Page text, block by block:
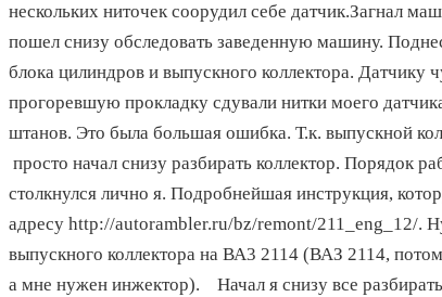
нескольких ниточек соорудил себе датчик.Загнал
пошел снизу обследовать заведенную машину.
блока цилиндров и выпускного коллектора. Датчику
прогоревшую прокладку сдували нитки моего
штанов. Это была большая ошибка. Т.к. выпускной
просто начал снизу разбирать коллектор. Порядок
столкнулся лично я. Подробнейшая инструкция,
адресу http://autorambler.ru/bz/remont/211_eng_12/.
выпускного коллектора на ВА3 2114 (ВАЗ 2114,
а мне нужен инжектор). Начал я снизу все